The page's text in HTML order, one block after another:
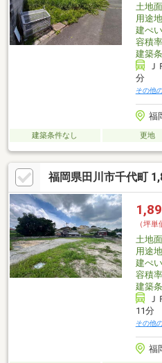
土地
用途
建ぺ
容積率
建築
分
その他
福
建築条件なし 更地
福岡県田川市千代町
（坪単
土地
用途
建ぺ
容積率
建築
Ｊ
11分
その他
福